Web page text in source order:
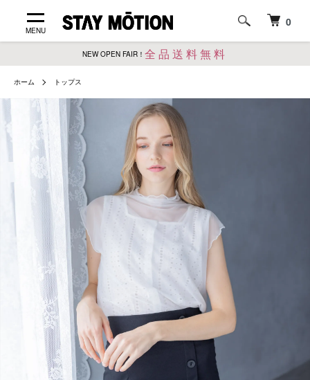
MENU
0
NEW OPEN FAIR！ 全品送料無料
ホーム トップス